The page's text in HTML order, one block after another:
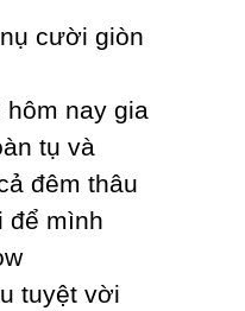
cười giòn
naу gia
tụ và
đêm thâu
để mình
tuуệt vời